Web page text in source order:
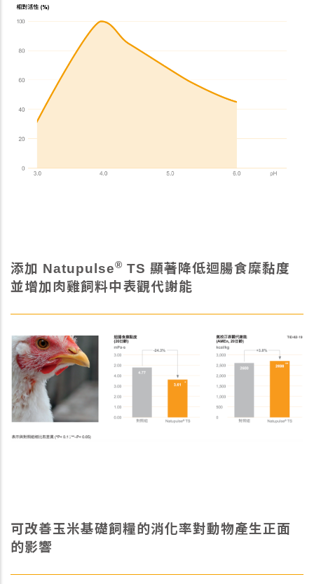
添加 Natupulse® TS 顯著降低迴腸食糜黏度
並增加肉雞飼料中表觀代謝能
可改善玉米基礎飼糧的消化率對動物產生正面
的影響